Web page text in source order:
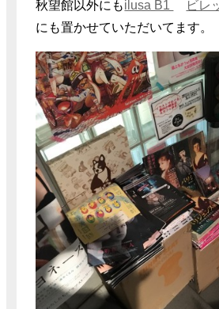
秋望館以外にもilusa B1
ビレ
にも置かせていただいてます。